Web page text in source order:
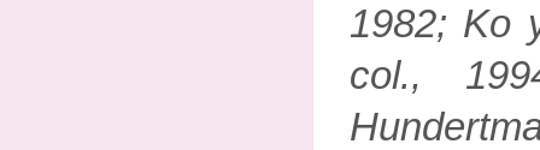
1982; Ko
col.,